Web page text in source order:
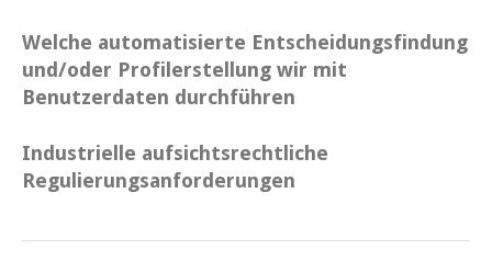
Welche automatisierte Entscheidungsfindung
und/oder Profilerstellung wir mit
Benutzerdaten durchführen
Industrielle aufsichtsrechtliche
Regulierungsanforderungen